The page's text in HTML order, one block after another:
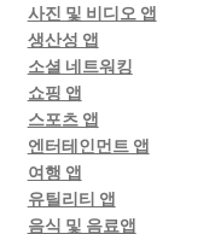
사진 및 비디오 앱
생산성 앱
소셜 네트워킹
쇼핑 앱
스포츠 앱
엔터테인먼트 앱
여행 앱
유틸리티 앱
음식 및 음료앱